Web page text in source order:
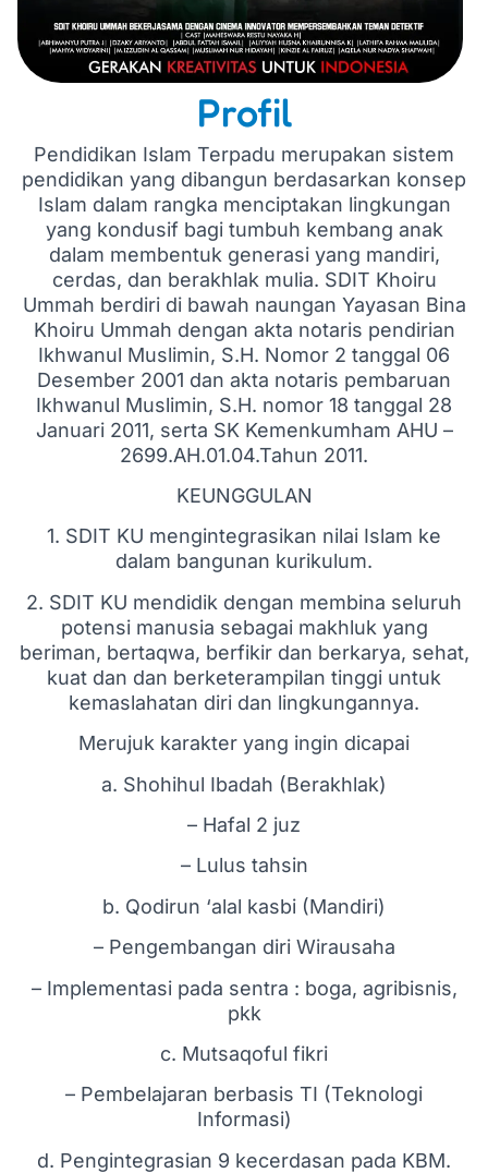
Profil
Pendidikan Islam Terpadu merupakan sistem
pendidikan yang dibangun berdasarkan konsep
Islam dalam rangka menciptakan lingkungan
yang kondusif bagi tumbuh kembang anak
dalam membentuk generasi yang mandiri,
cerdas, dan berakhlak mulia. SDIT Khoiru
Ummah berdiri di bawah naungan Yayasan Bina
Khoiru Ummah dengan akta notaris pendirian
Ikhwanul Muslimin, S.H. Nomor 2 tanggal 06
Desember 2001 dan akta notaris pembaruan
Ikhwanul Muslimin, S.H. nomor 18 tanggal 28
Januari 2011, serta SK Kemenkumham AHU –
2699.AH.01.04.Tahun 2011.
KEUNGGULAN
1. SDIT KU mengintegrasikan nilai Islam ke
dalam bangunan kurikulum.
2. SDIT KU mendidik dengan membina seluruh
potensi manusia sebagai makhluk yang
beriman, bertaqwa, berfikir dan berkarya, sehat,
kuat dan dan berketerampilan tinggi untuk
kemaslahatan diri dan lingkungannya.
Merujuk karakter yang ingin dicapai
a. Shohihul Ibadah (Berakhlak)
– Hafal 2 juz
– Lulus tahsin
b. Qodirun ‘alal kasbi (Mandiri)
– Pengembangan diri Wirausaha
– Implementasi pada sentra : boga, agribisnis,
pkk
c. Mutsaqoful fikri
– Pembelajaran berbasis TI (Teknologi
Informasi)
d. Pengintegrasian 9 kecerdasan pada KBM.